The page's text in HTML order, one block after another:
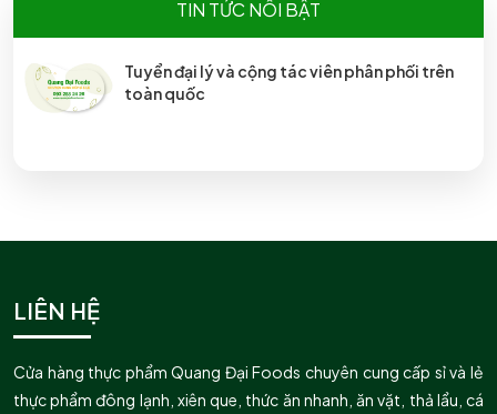
TIN TỨC NỔI BẬT
Tuyển đại lý và cộng tác viên phân phối trên
toàn quốc
LIÊN HỆ
Cửa hàng thực phẩm Quang Đại Foods chuyên cung cấp sỉ và lẻ
thực phẩm đông lạnh, xiên que, thức ăn nhanh, ăn vặt, thả lẩu, cá